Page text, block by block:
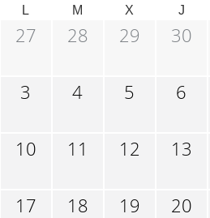
L M X J
27 28 29 30
3 4 5 6
10 11 12 13
17 18 19 20